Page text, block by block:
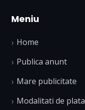
Meniu
Home
Publica anunt
Mare publicitate
Modalitati de plata